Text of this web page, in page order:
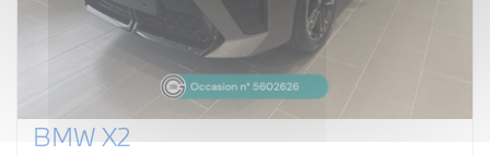
BMW X2